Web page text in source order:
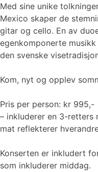
Med sine unike
Mexico skaper de
gitar og cello. En av
egenkomponerte
den svenske
Kom, nyt og opplev
Pris per person: kr 995,-
– inkluderer en 3-retters
mat reflekterer
Konserten er inkludert
som inkluderer middag.